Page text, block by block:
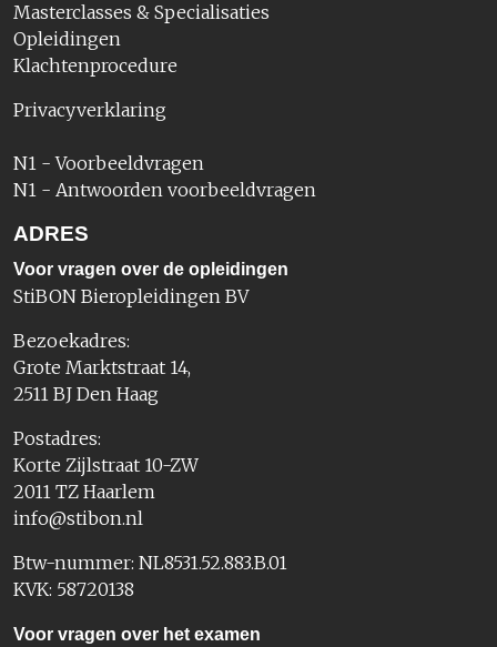
Masterclasses & Specialisaties
Opleidingen
Klachtenprocedure
Privacyverklaring
N1 - Voorbeeldvragen
N1 - Antwoorden voorbeeldvragen
ADRES
Voor vragen over de opleidingen
StiBON Bieropleidingen BV
Bezoekadres:
Grote Marktstraat 14,
2511 BJ Den Haag
Postadres:
Korte Zijlstraat 10-ZW
2011 TZ Haarlem
info@stibon.nl
Btw-nummer: NL8531.52.883.B.01
KVK: 58720138
Voor vragen over het examen